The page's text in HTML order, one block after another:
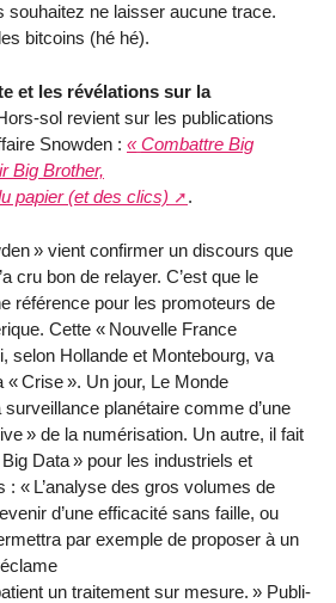
souhaitez ne laisser aucune trace.
bitcoins (hé hé).
et les révélations sur la
sol revient sur les publications
Snowden : « Combattre Big
Big Brother,
papier (et des clics)
.
» vient confirmer un discours que
cru bon de relayer. C’est que le
référence pour les promoteurs de
Cette « Nouvelle France
selon Hollande et Montebourg, va
« Crise ». Un jour, Le Monde
surveillance planétaire comme d’une
» de la numérisation. Un autre, il fait
Big Data » pour les industriels et
: « L’analyse des gros volumes de
d’une efficacité sans faille, ou
par exemple de proposer à un
un traitement sur mesure. » Publi-